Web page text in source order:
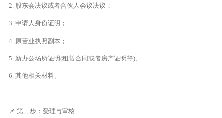
2. 股东会决议或者合伙人会议决议；
3. 申请人身份证明；
4. 原营业执照副本；
5. 新办公场所证明(租赁合同或者房产证明等);
6. 其他相关材料。
📌 第二步：受理与审核